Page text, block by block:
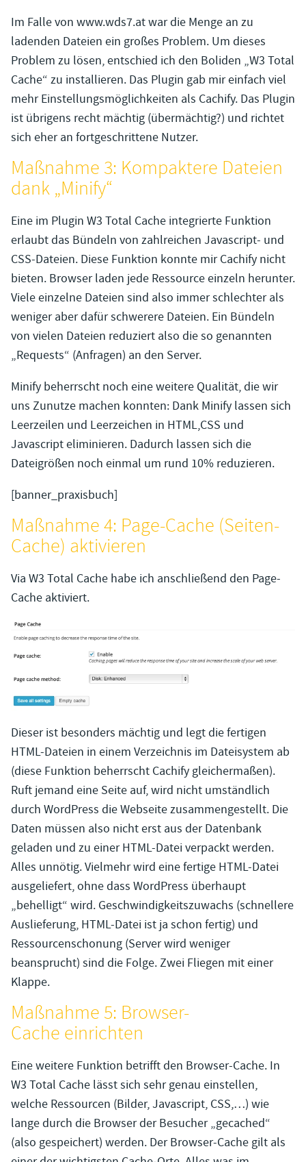
Im Falle von www.wds7.at war die Menge an zu
ladenden Dateien ein großes Problem. Um dieses
Problem zu lösen, entschied ich den Boliden „W3 Total
Cache“ zu installieren. Das Plugin gab mir einfach viel
mehr Einstellungsmöglichkeiten als Cachify. Das Plugin
ist übrigens recht mächtig (übermächtig?) und richtet
sich eher an fortgeschrittene Nutzer.
Maßnahme 3: Kompaktere Dateien
dank „Minify“
Eine im Plugin W3 Total Cache integrierte Funktion
erlaubt das Bündeln von zahlreichen Javascript- und
CSS-Dateien. Diese Funktion konnte mir Cachify nicht
bieten. Browser laden jede Ressource einzeln herunter.
Viele einzelne Dateien sind also immer schlechter als
weniger aber dafür schwerere Dateien. Ein Bündeln
von vielen Dateien reduziert also die so genannten
„Requests“ (Anfragen) an den Server.
Minify beherrscht noch eine weitere Qualität, die wir
uns Zunutze machen konnten: Dank Minify lassen sich
Leerzeilen und Leerzeichen in HTML,CSS und
Javascript eliminieren. Dadurch lassen sich die
Dateigrößen noch einmal um rund 10% reduzieren.
[banner_praxisbuch]
Maßnahme 4: Page-Cache (Seiten-
Cache) aktivieren
Via W3 Total Cache habe ich anschließend den Page-
Cache aktiviert.
Dieser ist besonders mächtig und legt die fertigen
HTML-Dateien in einem Verzeichnis im Dateisystem ab
(diese Funktion beherrscht Cachify gleichermaßen).
Ruft jemand eine Seite auf, wird nicht umständlich
durch WordPress die Webseite zusammengestellt. Die
Daten müssen also nicht erst aus der Datenbank
geladen und zu einer HTML-Datei verpackt werden.
Alles unnötig. Vielmehr wird eine fertige HTML-Datei
ausgeliefert, ohne dass WordPress überhaupt
„behelligt“ wird. Geschwindigkeitszuwachs (schnellere
Auslieferung, HTML-Datei ist ja schon fertig) und
Ressourcenschonung (Server wird weniger
beansprucht) sind die Folge. Zwei Fliegen mit einer
Klappe.
Maßnahme 5: Browser-
Cache einrichten
Eine weitere Funktion betrifft den Browser-Cache. In
W3 Total Cache lässt sich sehr genau einstellen,
welche Ressourcen (Bilder, Javascript, CSS,…) wie
lange durch die Browser der Besucher „gecached“
(also gespeichert) werden. Der Browser-Cache gilt als